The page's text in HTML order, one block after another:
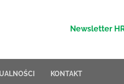
Newsletter
KONTAKT